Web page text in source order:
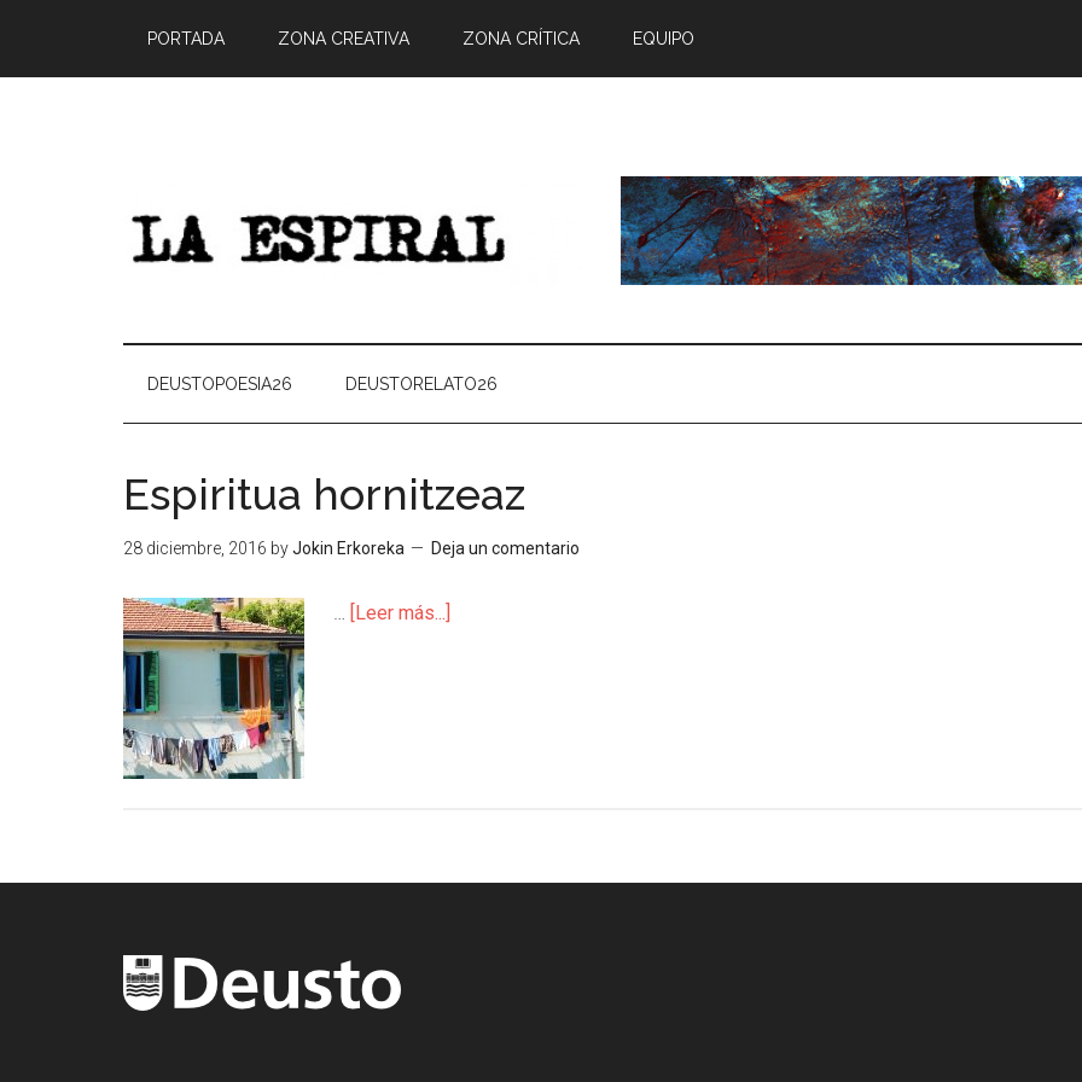
PORTADA ZONA CREATIVA ZONA CRÍTICA EQUIPO
DEUSTOPOESIA26 DEUSTORELATO26
Espiritua hornitzeaz
28 diciembre, 2016 byJokin Erkoreka Deja un comentario
… [Leer más...]